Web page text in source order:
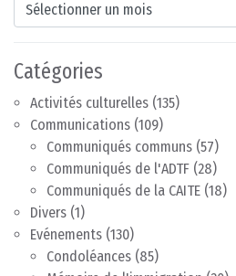
Catégories
Activités culturelles (135)
Communications (109)
Communiqués communs (57)
Communiqués de l'ADTF (28)
Communiqués de la CAITE (18)
Divers (1)
Evénements (130)
Condoléances (85)